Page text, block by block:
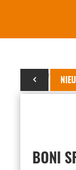
30 maart 2019
BONI